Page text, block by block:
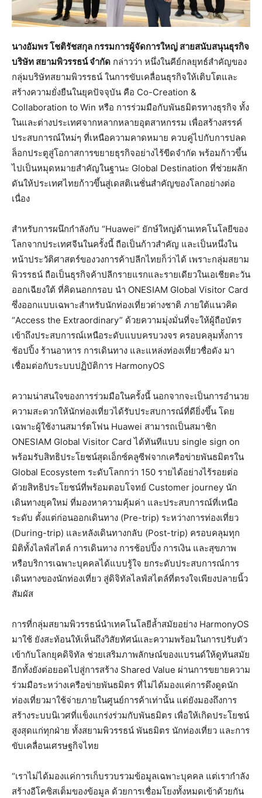
นางอัมพร โชติรัชสกุล กรรมการผู้จัดการใหญ่ สายสนับสนุนธุรกิจ
บริษัท สยามพิวรรธน์ จำกัด กล่าวว่า หนึ่งในคีย์กลยุทธ์สำคัญของ
กลุ่มบริษัทสยามพิวรรธน์ ในการขับเคลื่อนธุรกิจให้เติบโตและ
สร้างความยั่งยืนในยุคปัจจุบัน คือ Co-Creation &
Collaboration to Win หรือ การร่วมมือกับพันธมิตรทางธุรกิจ ทั้ง
ในและต่างประเทศจากหลากหลายอุตสาหกรรม เพื่อสร้างสรรค์
ประสบการณ์ใหม่ๆ ที่เหนือความคาดหมาย ควบคู่ไปกับการปลด
ล็อกประตูสู่โอกาสการขยายธุรกิจอย่างไร้ขีดจำกัด พร้อมก้าวขึ้น
ไปเป็นหมุดหมายสำคัญในฐานะ Global Destination ที่ช่วยผลัก
ดันให้ประเทศไทยก้าวขึ้นสู่เดสติเนชั่นสำคัญของโลกอย่างต่อ
เนื่อง
สำหรับการผนึกกำลังกับ “Huawei” ยักษ์ใหญ่ด้านเทคโนโลยีของ
โลกจากประเทศจีนในครั้งนี้ ถือเป็นก้าวสำคัญ และเป็นหนึ่งใน
หน้าประวัติศาสตร์ของวงการค้าปลีกไทยก็ว่าได้ เพราะกลุ่มสยาม
พิวรรธน์ ถือเป็นธุรกิจค้าปลีกรายแรกและรายเดียวในเอเชียตะวัน
ออกเฉียงใต้ ที่คิดนอกกรอบ นำ ONESIAM Global Visitor Card
ซึ่งออกแบบเฉพาะสำหรับนักท่องเที่ยวต่างชาติ ภายใต้แนวคิด
“Access the Extraordinary” ด้วยความมุ่งมั่นที่จะให้ผู้ถือบัตร
เข้าถึงประสบการณ์เหนือระดับแบบครบวงจร ครอบคลุมทั้งการ
ช้อปปิ้ง ร้านอาหาร การเดินทาง และแหล่งท่องเที่ยวชื่อดัง มา
เชื่อมต่อกับระบบปฏิบัติการ HarmonyOS
ความน่าสนใจของการร่วมมือในครั้งนี้ นอกจากจะเป็นการอำนวย
ความสะดวกให้นักท่องเที่ยวได้รับประสบการณ์ที่ดียิ่งขึ้น โดย
เฉพาะผู้ใช้งานสมาร์ตโฟน Huawei สามารถเป็นสมาชิก
ONESIAM Global Visitor Card ได้ทันทีแบบ single sign on
พร้อมรับสิทธิประโยชน์สุดเอ็กซ์คลูซีฟจากเครือข่ายพันธมิตรใน
Global Ecosystem ระดับโลกกว่า 150 รายได้อย่างไร้รอยต่อ
ด้วยสิทธิประโยชน์ที่พร้อมตอบโจทย์ Customer journey นัก
เดินทางยุคใหม่ ที่มองหาความคุ้มค่า และประสบการณ์ที่เหนือ
ระดับ ตั้งแต่ก่อนออกเดินทาง (Pre-trip) ระหว่างการท่องเที่ยว
(During-trip) และหลังเดินทางกลับ (Post-trip) ครอบคลุมทุก
มิติทั้งไลฟ์สไตล์ การเดินทาง การช้อปปิ้ง การเงิน และสุขภาพ
หรือบริการเฉพาะบุคคลได้แบบรู้ใจ ยกระดับประสบการณ์การ
เดินทางของนักท่องเที่ยว สู่ดิจิทัลไลฟ์สไตล์ที่ตรงใจเพียงปลายนิ้ว
สัมผัส
การที่กลุ่มสยามพิวรรธน์นำเทคโนโลยีล้ำสมัยอย่าง HarmonyOS
มาใช้ ยังสะท้อนให้เห็นถึงวิสัยทัศน์และความพร้อมในการปรับตัว
เข้ากับโลกยุคดิจิทัล ช่วยเสริมภาพลักษณ์ของแบรนด์ให้ดูทันสมัย
อีกทั้งยังต่อยอดไปสู่การสร้าง Shared Value ผ่านการขยายความ
ร่วมมือระหว่างเครือข่ายพันธมิตร ที่ไม่ได้มองแค่การดึงดูดนัก
ท่องเที่ยวมาใช้จ่ายภายในศูนย์การค้าเท่านั้น แต่ยังมองถึงการ
สร้างระบบนิเวศที่แข็งแกร่งร่วมกับพันธมิตร เพื่อให้เกิดประโยชน์
สูงสุดแก่ทุกฝ่าย ทั้งสยามพิวรรธน์ พันธมิตร นักท่องเที่ยว และการ
ขับเคลื่อนเศรษฐกิจไทย
“เราไม่ได้มองแค่การเก็บรวบรวมข้อมูลเฉพาะบุคคล แต่เรากำลัง
สร้างอีโคซิสเต็มของข้อมูล ด้วยการเชื่อมโยงทั้งหมดเข้าด้วยกัน